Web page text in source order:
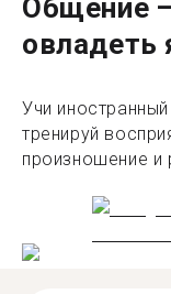
Общение
овладеть
Учи
тренируй
произношение и